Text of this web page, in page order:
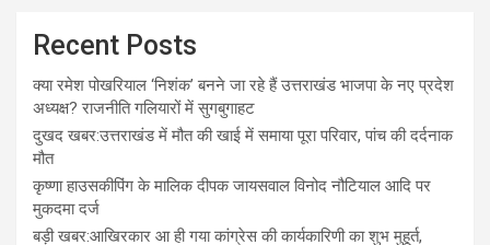
Recent Posts
क्या रमेश पोखरियाल ‘निशंक’ बनने जा रहे हैं उत्तराखंड भाजपा के नए प्रदेश
अध्यक्ष? राजनीति गलियारों में सुगबुगाहट
दुखद खबर:उत्तराखंड में मौत की खाई में समाया पूरा परिवार, पांच की दर्दनाक
मौत
कृष्णा हाउसकीपिंग के मालिक दीपक जायसवाल विनोद नौटियाल आदि पर
मुकदमा दर्ज
बड़ी खबर:आखिरकार आ ही गया कांग्रेस की कार्यकारिणी का शुभ मुहूर्त,